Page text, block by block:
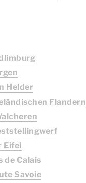
Helder
Flandern
Eifel
de Calais
Savoie